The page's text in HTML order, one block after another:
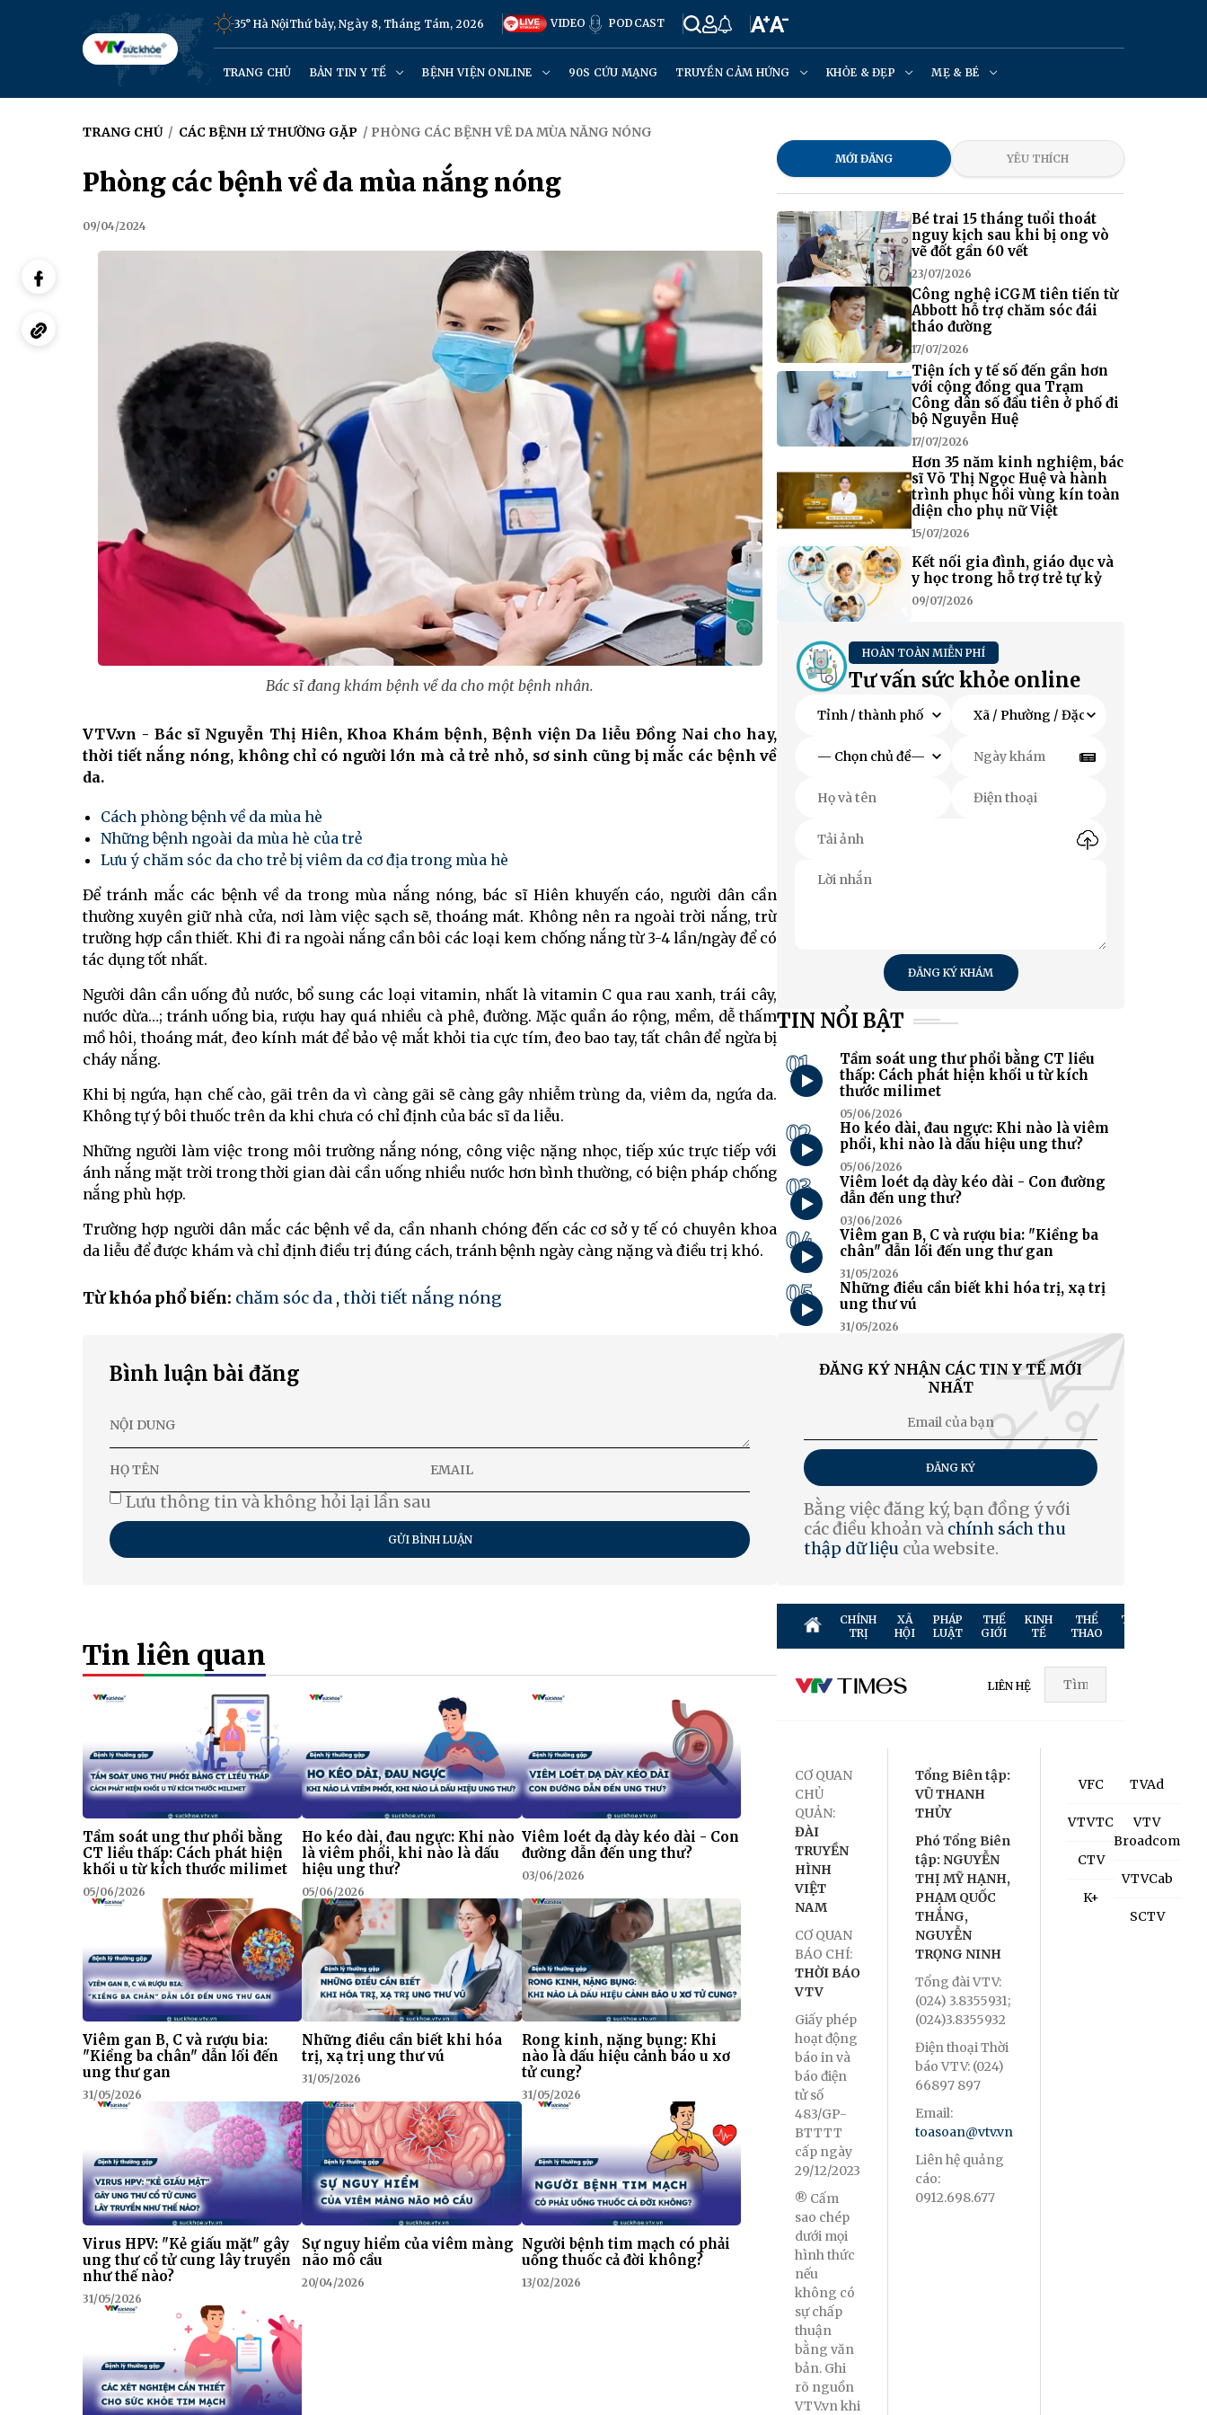
35° Hà NộiThứ bảy, Ngày 8, Tháng Tám, 2026 VIDEO PODCAST
TRANG CHỦ BẢN TIN Y TẾ BỆNH VIỆN ONLINE 90S CỨU MẠNG TRUYỀN CẢM HỨNG KHỎE & ĐẸP MẸ & BÉ
TRANG CHỦ / CÁC BỆNH LÝ THƯỜNG GẶP / PHÒNG CÁC BỆNH VỀ DA MÙA NẮNG NÓNG
Phòng các bệnh về da mùa nắng nóng
09/04/2024
Bác sĩ đang khám bệnh về da cho một bệnh nhân.
VTV.vn - Bác sĩ Nguyễn Thị Hiên, Khoa Khám bệnh, Bệnh viện Da liễu Đồng Nai cho hay,
thời tiết nắng nóng, không chỉ có người lớn mà cả trẻ nhỏ, sơ sinh cũng bị mắc các bệnh về
da.
Cách phòng bệnh về da mùa hè
Những bệnh ngoài da mùa hè của trẻ
Lưu ý chăm sóc da cho trẻ bị viêm da cơ địa trong mùa hè
Để tránh mắc các bệnh về da trong mùa nắng nóng, bác sĩ Hiên khuyến cáo, người dân cần
thường xuyên giữ nhà cửa, nơi làm việc sạch sẽ, thoáng mát. Không nên ra ngoài trời nắng, trừ
trường hợp cần thiết. Khi đi ra ngoài nắng cần bôi các loại kem chống nắng từ 3-4 lần/ngày để có
tác dụng tốt nhất.
Người dân cần uống đủ nước, bổ sung các loại vitamin, nhất là vitamin C qua rau xanh, trái cây,
nước dừa…; tránh uống bia, rượu hay quá nhiều cà phê, đường. Mặc quần áo rộng, mềm, dễ thấm
mồ hôi, thoáng mát, đeo kính mát để bảo vệ mắt khỏi tia cực tím, đeo bao tay, tất chân để ngừa bị
cháy nắng.
Khi bị ngứa, hạn chế cào, gãi trên da vì càng gãi sẽ càng gây nhiễm trùng da, viêm da, ngứa da.
Không tự ý bôi thuốc trên da khi chưa có chỉ định của bác sĩ da liễu.
Những người làm việc trong môi trường nắng nóng, công việc nặng nhọc, tiếp xúc trực tiếp với
ánh nắng mặt trời trong thời gian dài cần uống nhiều nước hơn bình thường, có biện pháp chống
nắng phù hợp.
Trường hợp người dân mắc các bệnh về da, cần nhanh chóng đến các cơ sở y tế có chuyên khoa
da liễu để được khám và chỉ định điều trị đúng cách, tránh bệnh ngày càng nặng và điều trị khó.
Từ khóa phổ biến: chăm sóc da , thời tiết nắng nóng
Bình luận bài đăng
Lưu thông tin và không hỏi lại lần sau
GỬI BÌNH LUẬN
Tin liên quan
Tầm soát ung thư phổi bằng
CT liều thấp: Cách phát hiện
khối u từ kích thước milimet
05/06/2026
Ho kéo dài, đau ngực: Khi nào
là viêm phổi, khi nào là dấu
hiệu ung thư?
05/06/2026
Viêm loét dạ dày kéo dài - Con
đường dẫn đến ung thư?
03/06/2026
Viêm gan B, C và rượu bia:
"Kiềng ba chân" dẫn lối đến
ung thư gan
31/05/2026
Những điều cần biết khi hóa
trị, xạ trị ung thư vú
31/05/2026
Rong kinh, nặng bụng: Khi
nào là dấu hiệu cảnh báo u xơ
tử cung?
31/05/2026
Virus HPV: "Kẻ giấu mặt" gây
ung thư cổ tử cung lây truyền
như thế nào?
31/05/2026
Sự nguy hiểm của viêm màng
não mô cầu
20/04/2026
Người bệnh tim mạch có phải
uống thuốc cả đời không?
13/02/2026
MỚI ĐĂNG YÊU THÍCH
Bé trai 15 tháng tuổi thoát
nguy kịch sau khi bị ong vò
vẽ đốt gần 60 vết
23/07/2026
Công nghệ iCGM tiên tiến từ
Abbott hỗ trợ chăm sóc đái
tháo đường
17/07/2026
Tiện ích y tế số đến gần hơn
với cộng đồng qua Trạm
Công dân số đầu tiên ở phố đi
bộ Nguyễn Huệ
17/07/2026
Hơn 35 năm kinh nghiệm, bác
sĩ Võ Thị Ngọc Huệ và hành
trình phục hồi vùng kín toàn
diện cho phụ nữ Việt
15/07/2026
Kết nối gia đình, giáo dục và
y học trong hỗ trợ trẻ tự kỷ
09/07/2026
HOÀN TOÀN MIỄN PHÍ
Tư vấn sức khỏe online
ĐĂNG KÝ KHÁM
TIN NỔI BẬT
01
Tầm soát ung thư phổi bằng CT liều
thấp: Cách phát hiện khối u từ kích
thước milimet
05/06/2026
02
Ho kéo dài, đau ngực: Khi nào là viêm
phổi, khi nào là dấu hiệu ung thư?
05/06/2026
03
Viêm loét dạ dày kéo dài - Con đường
dẫn đến ung thư?
03/06/2026
04
Viêm gan B, C và rượu bia: "Kiềng ba
chân" dẫn lối đến ung thư gan
31/05/2026
05
Những điều cần biết khi hóa trị, xạ trị
ung thư vú
31/05/2026
ĐĂNG KÝ NHẬN CÁC TIN Y TẾ MỚI
NHẤT
ĐĂNG KÝ
Bằng việc đăng ký, bạn đồng ý với
các điều khoản và chính sách thu
thập dữ liệu của website.
CHÍNH
TRỊ
XÃ
HỘI
PHÁP
LUẬT
THẾ
GIỚI
KINH
TẾ
THỂ
THAO
TRUYỀN
LIÊN HỆ
CƠ QUAN
CHỦ
QUẢN:
ĐÀI
TRUYỀN
HÌNH
VIỆT
NAM
CƠ QUAN
BÁO CHÍ:
THỜI BÁO
VTV
Giấy phép
hoạt động
báo in và
báo điện
tử số
483/GP-
BTTTT
cấp ngày
29/12/2023
® Cấm
sao chép
dưới mọi
hình thức
nếu
không có
sự chấp
thuận
bằng văn
bản. Ghi
rõ nguồn
VTV.vn khi
Tổng Biên tập:
VŨ THANH
THỦY
Phó Tổng Biên
tập: NGUYỄN
THỊ MỸ HẠNH,
PHẠM QUỐC
THẮNG,
NGUYỄN
TRỌNG NINH
Tổng đài VTV:
(024) 3.8355931;
(024)3.8355932
Điện thoại Thời
báo VTV: (024)
66897 897
Email:
toasoan@vtv.vn
Liên hệ quảng
cáo:
0912.698.677
VFC
VTVTC
CTV
K+
TVAd
VTV
Broadcom
VTVCab
SCTV